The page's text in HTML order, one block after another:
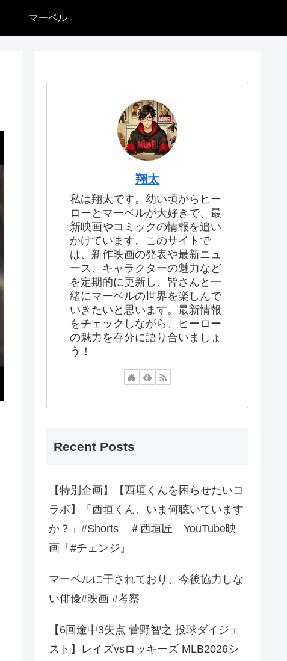
マーベル
翔太
私は翔太です。幼い頃からヒー
ローとマーベルが大好きで、最
新映画やコミックの情報を追い
かけています。このサイトで
は、新作映画の発表や最新ニュ
ース、キャラクターの魅力など
を定期的に更新し、皆さんと一
緒にマーベルの世界を楽しんで
いきたいと思います。最新情報
をチェックしながら、ヒーロー
の魅力を存分に語り合いましょ
う！
Recent Posts
【特別企画】【西垣くんを困らせたいコ
ラボ】「西垣くん、いま何聴いています
か？」#Shorts ＃西垣匠 YouTube映
画『#チェンジ』
マーベルに干されており、今後協力しな
い俳優#映画 #考察
【6回途中3失点 菅野智之 投球ダイジェ
スト】レイズvsロッキーズ MLB2026シ